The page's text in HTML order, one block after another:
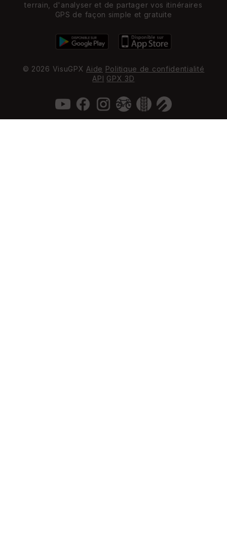
terrain, d'analyser et de partager vos itinéraires
GPS de façon simple et gratuite
© 2026 VisuGPX Aide Politique de confidentialité
API GPX 3D